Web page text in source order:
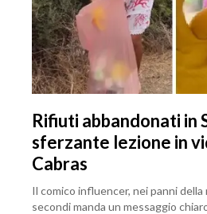
Rifiuti abbandonati in
sferzante lezione in
Cabras
Il comico influencer, nei panni della
secondi manda un messaggio